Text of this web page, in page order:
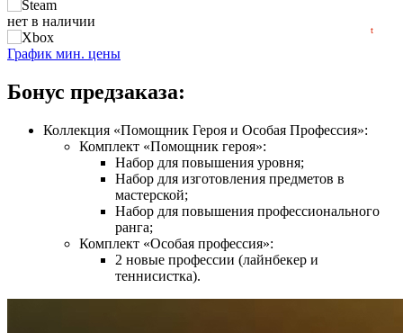
нет в наличии
нет в наличии
t
График мин. цены
Бонус предзаказа:
Коллекция «Помощник Героя и Особая Профессия»:
Комплект «Помощник героя»:
Набор для повышения уровня;
Набор для изготовления предметов в
мастерской;
Набор для повышения профессионального
ранга;
Комплект «Особая профессия»:
2 новые профессии (лайнбекер и
теннисистка).